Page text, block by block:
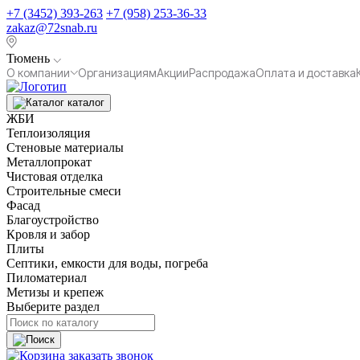
+7 (3452) 393-263 +7 (958) 253-36-33
zakaz@72snab.ru
Тюмень
О компании
ОрганизациямАкцииРаспродажаОплата и доставка
каталог
ЖБИ
Теплоизоляция
Стеновые материалы
Металлопрокат
Чистовая отделка
Строительные смеси
Фасад
Благоустройство
Кровля и забор
Плиты
Септики, емкости для воды, погреба
Пиломатериал
Метизы и крепеж
Выберите раздел
заказать звонок